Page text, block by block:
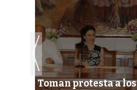
Toman protesta a los